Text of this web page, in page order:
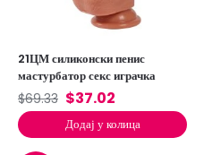
21ЦМ силиконски пенис
мастурбатор секс играчка
$69.33 $37.02
Додај у колица